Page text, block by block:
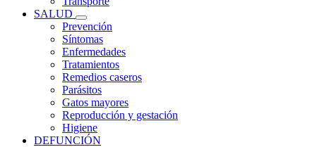
SALUD
Prevención
Síntomas
Enfermedades
Tratamientos
Remedios caseros
Parásitos
Gatos mayores
Reproducción y gestación
Higiene
DEFUNCIÓN